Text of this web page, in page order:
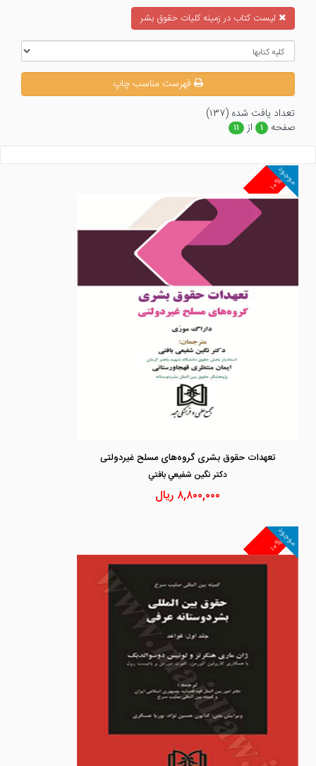
ليست كتاب در زمينه كليات حقوق بشر
فهرست مناسب چاپ
تعداد يافت شده (۱۳۷)
صفحه
۱ از ۱۱
۱۰%
موجود
تعهدات حقوق بشری گروه‌های مسلح غیردولتی
دكتر نگين شفيعي بافتي
۸,۸۰۰,۰۰۰ ریال
۱۰%
موجود